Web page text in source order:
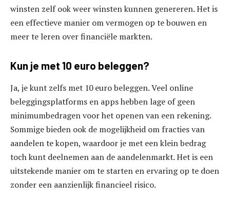
winsten zelf ook weer winsten kunnen genereren. Het is
een effectieve manier om vermogen op te bouwen en
meer te leren over financiële markten.
Kun je met 10 euro beleggen?
Ja, je kunt zelfs met 10 euro beleggen. Veel online
beleggingsplatforms en apps hebben lage of geen
minimumbedragen voor het openen van een rekening.
Sommige bieden ook de mogelijkheid om fracties van
aandelen te kopen, waardoor je met een klein bedrag
toch kunt deelnemen aan de aandelenmarkt. Het is een
uitstekende manier om te starten en ervaring op te doen
zonder een aanzienlijk financieel risico.